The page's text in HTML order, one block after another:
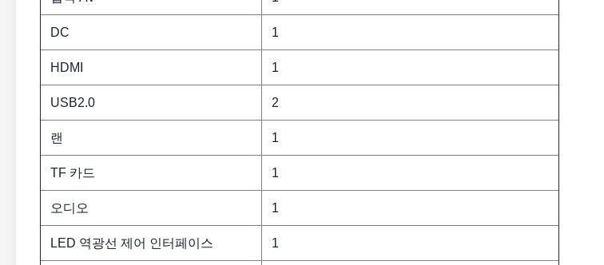
DC 1
HDMI 1
USB2.0 2
랜 1
TF 카드 1
오디오 1
LED 역광선 제어 인터페이스 1